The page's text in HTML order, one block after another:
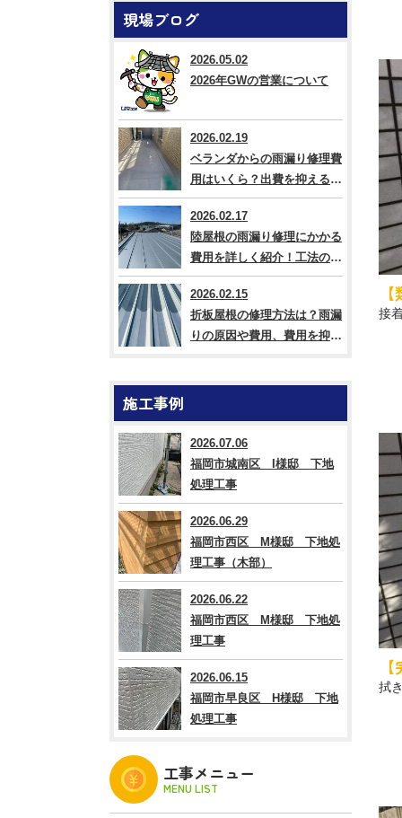
接
拭
現場ブログ
2026.05.02
2026年GWの営業について
2026.02.19
ベランダからの雨漏り修理費
用はいくら？出費を抑える方
法なども解説
2026.02.17
陸屋根の雨漏り修理にかかる
費用を詳しく紹介！工法の違
いも解説
2026.02.15
折板屋根の修理方法は？雨漏
りの原因や費用、費用を抑え
施工事例
2026.07.06
福岡市城南区 I様邸 下地
処理工事
2026.06.29
福岡市西区 M様邸 下地処
理工事（木部）
2026.06.22
福岡市西区 M様邸 下地処
理工事
2026.06.15
福岡市早良区 H様邸 下地
処理工事
工事メニュー
MENU LIST